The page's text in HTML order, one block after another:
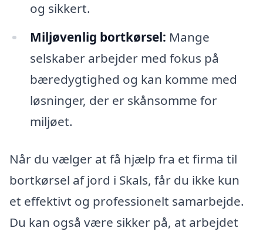
og sikkert.
Miljøvenlig bortkørsel: Mange
selskaber arbejder med fokus på
bæredygtighed og kan komme med
løsninger, der er skånsomme for
miljøet.
Når du vælger at få hjælp fra et firma til
bortkørsel af jord i Skals, får du ikke kun
et effektivt og professionelt samarbejde.
Du kan også være sikker på, at arbejdet